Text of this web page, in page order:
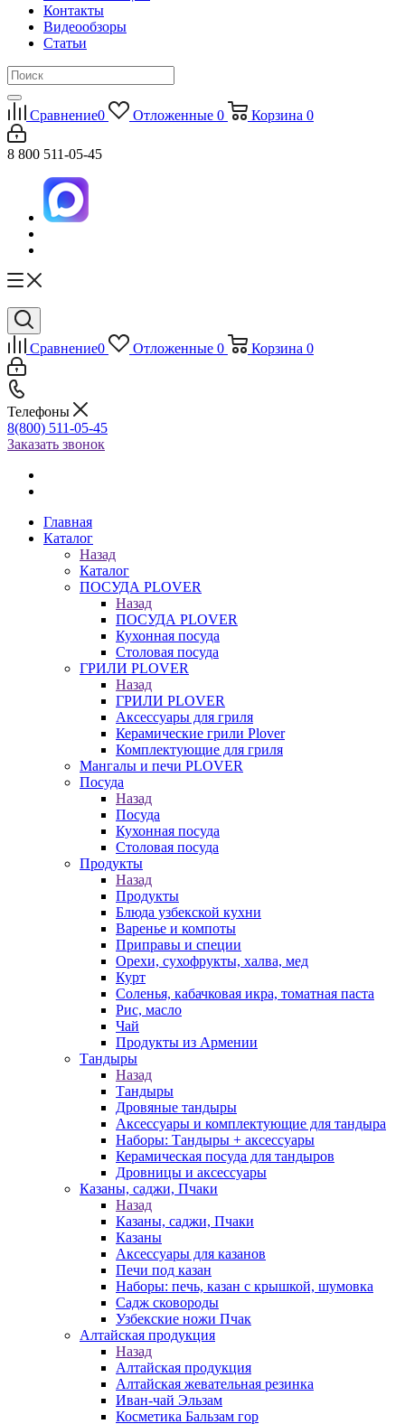
Контакты
Видеообзоры
Статьи
Сравнение0 Отложенные 0 Корзина 0
8 800 511-05-45
Сравнение0 Отложенные 0 Корзина 0
Телефоны
8(800) 511-05-45
Заказать звонок
Главная
Каталог
Назад
Каталог
ПОСУДА PLOVER
Назад
ПОСУДА PLOVER
Кухонная посуда
Столовая посуда
ГРИЛИ PLOVER
Назад
ГРИЛИ PLOVER
Аксессуары для гриля
Керамические грили Plover
Комплектующие для гриля
Мангалы и печи PLOVER
Посуда
Назад
Посуда
Кухонная посуда
Столовая посуда
Продукты
Назад
Продукты
Блюда узбекской кухни
Варенье и компоты
Приправы и специи
Орехи, сухофрукты, халва, мед
Курт
Соленья, кабачковая икра, томатная паста
Рис, масло
Чай
Продукты из Армении
Тандыры
Назад
Тандыры
Дровяные тандыры
Аксессуары и комплектующие для тандыра
Наборы: Тандыры + аксессуары
Керамическая посуда для тандыров
Дровницы и аксессуары
Казаны, саджи, Пчаки
Назад
Казаны, саджи, Пчаки
Казаны
Аксессуары для казанов
Печи под казан
Наборы: печь, казан с крышкой, шумовка
Садж сковороды
Узбекские ножи Пчак
Алтайская продукция
Назад
Алтайская продукция
Алтайская жевательная резинка
Иван-чай Эльзам
Косметика Бальзам гор